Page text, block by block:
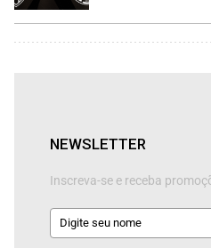
NEWSLETTER
Inscreva-se e receba